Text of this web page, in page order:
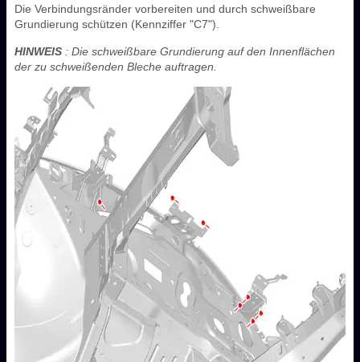
Die Verbindungsränder vorbereiten und durch schweißbare
Grundierung schützen (Kennziffer "C7").
HINWEIS : Die schweißbare Grundierung auf den Innenflächen
der zu schweißenden Bleche auftragen.